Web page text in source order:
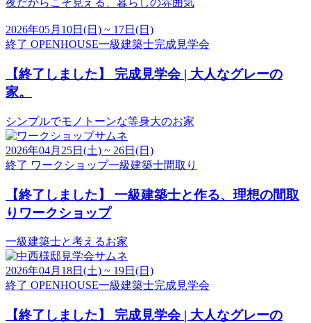
夜だからこそ見える、暮らしの雰囲気
2026年05月10日(日) ~ 17日(日)
終了 OPENHOUSE一級建築士完成見学会
【終了しました】
完成見学会 | 大人なグレーの
家。
シンプルでモノトーンな等身大のお家
2026年04月25日(土) ~ 26日(日)
終了 ワークショップ一級建築士間取り
【終了しました】
一級建築士と作る、理想の間取
りワークショップ
一級建築士と考えるお家
2026年04月18日(土) ~ 19日(日)
終了 OPENHOUSE一級建築士完成見学会
【終了しました】
完成見学会 | 大人なグレーの